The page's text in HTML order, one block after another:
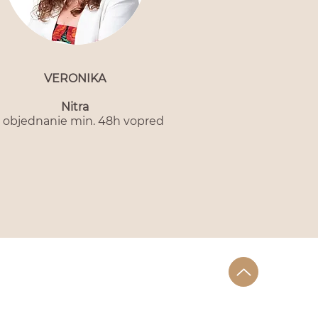
VERONIKA
Nitra
objednanie min. 48h vopred